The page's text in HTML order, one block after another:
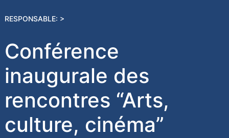
RESPONSABLE: >
Conférence
inaugurale des
rencontres “Arts,
culture, cinéma”